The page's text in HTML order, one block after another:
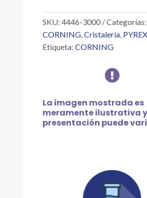
DEFLECTORES
PROFUNDOS
DE
SKU: 4446-3000
Categorías:
CORNING,Cristalería, PYREX
Etiqueta: CORNING

La imagen mostrada es
meramente ilustrativa
presentación puede